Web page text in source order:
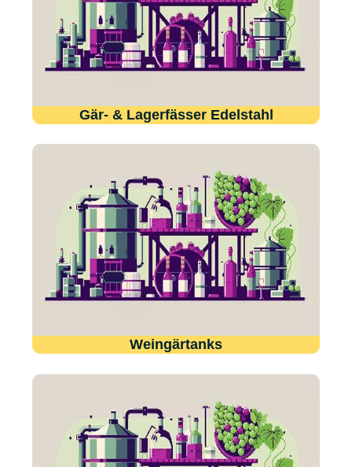
Gär- & Lagerfässer Edelstahl
Weingärtanks